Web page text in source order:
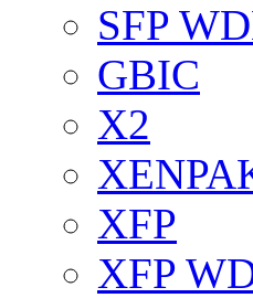
SFP
GBIC
X2
XFP
XFP